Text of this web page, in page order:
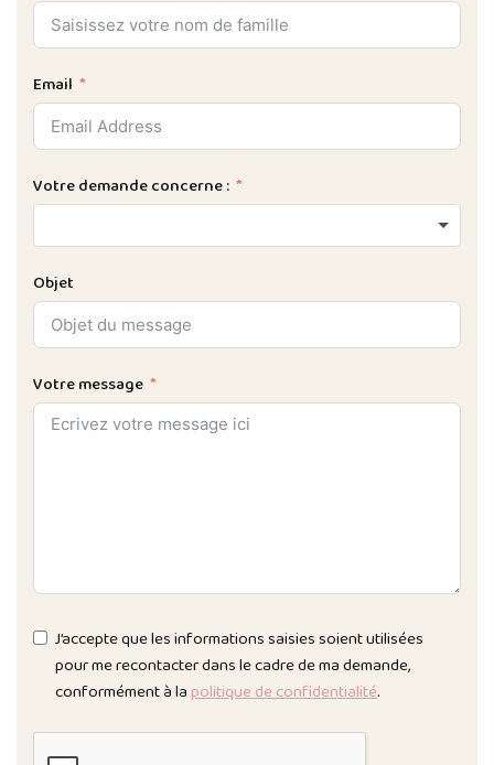
Email
Votre demande concerne :
Objet
Votre message
J’accepte que les informations saisies soient utilisées
pour me recontacter dans le cadre de ma demande,
conformément à lapolitique de confidentialité.